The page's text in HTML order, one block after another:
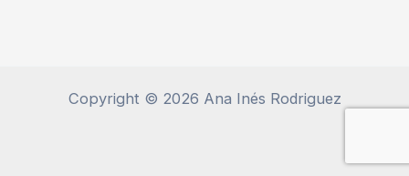
Copyright © 2026 Ana Inés Rodriguez